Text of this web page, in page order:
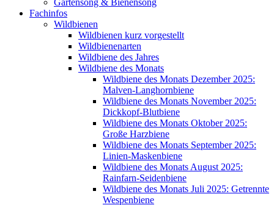
Gartensong & Bienensong
Fachinfos
Wildbienen
Wildbienen kurz vorgestellt
Wildbienenarten
Wildbiene des Jahres
Wildbiene des Monats
Wildbiene des Monats Dezember 2025:
Malven-Langhornbiene
Wildbiene des Monats November 2025:
Dickkopf-Blutbiene
Wildbiene des Monats Oktober 2025:
Große Harzbiene
Wildbiene des Monats September 2025:
Linien-Maskenbiene
Wildbiene des Monats August 2025:
Rainfarn-Seidenbiene
Wildbiene des Monats Juli 2025: Getrennte
Wespenbiene